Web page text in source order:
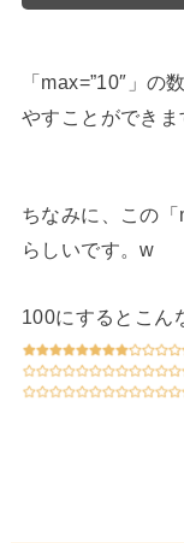
「max=”10″」
やすことができま
ちなみに、この
らしいです。w
100にするとこん